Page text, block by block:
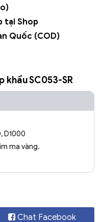
tại Shop
Quốc (COD)
khẩu SC053-SR
D1000
mạ vàng.
Chat Facebook